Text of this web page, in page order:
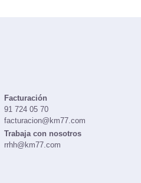
Facturación
91 724 05 70
facturacion@km77.com
Trabaja con nosotros
rrhh@km77.com